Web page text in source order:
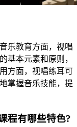
乐教育方面，视唱
基本元素和原则，
方面，视唱练耳可
掌握音乐技能，提
程有哪些特色?